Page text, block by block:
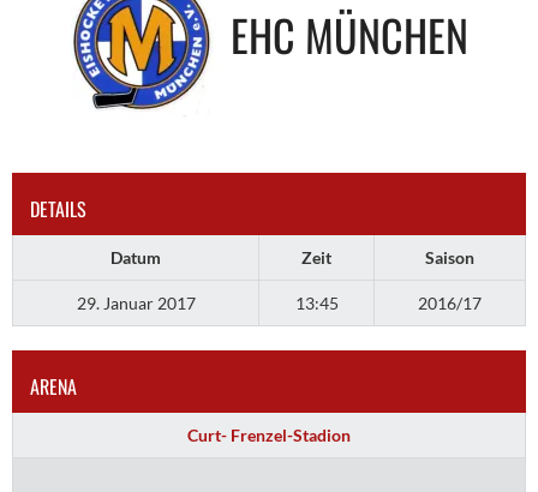
EHC MÜNCHEN
DETAILS
Datum Zeit Saison
29. Januar 2017 13:45 2016/17
ARENA
Curt- Frenzel-Stadion